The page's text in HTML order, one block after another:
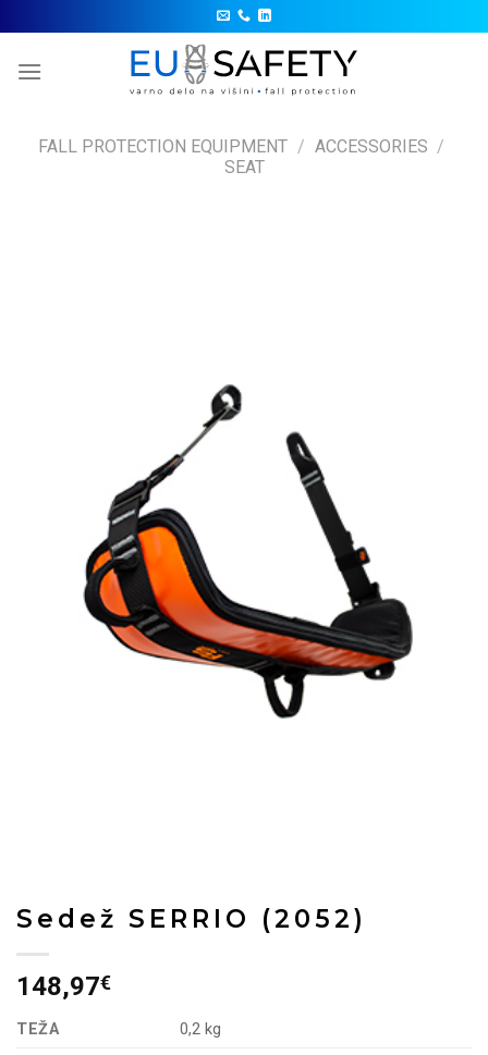
to
content
FALL PROTECTION EQUIPMENT / ACCESSORIES /
SEAT
Sedež SERRIO (2052)
148,97€
TEŽA
0,2 kg